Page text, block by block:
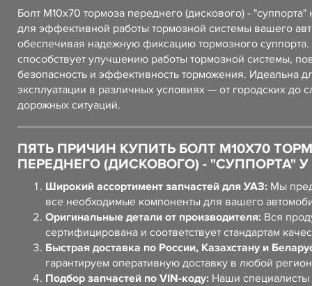
Болт М10х70 тормоза переднего (дискового) -
для эффективной работы тормозной системы вашего
обеспечивая надежную фиксацию тормозного суппорта.
способствует улучшению работы тормозной системы,
безопасность и эффективность торможения. Идеальна
эксплуатации в различных условиях — от городских до
дорожных ситуаций.
ПЯТЬ ПРИЧИН КУПИТЬ БОЛТ М10Х70
ПЕРЕДНЕГО (ДИСКОВОГО) - "СУППОРТА"
Широкий ассортимент запчастей для УАЗ: Мы
все необходимые компоненты для вашего
Оригинальные детали от производителя: Вся
сертифицирована и соответствует стандартам
Быстрая доставка по России, Казахстану и
гарантируем оперативную доставку в любой
Подбор запчастей по VIN-коду: Наши специалисты